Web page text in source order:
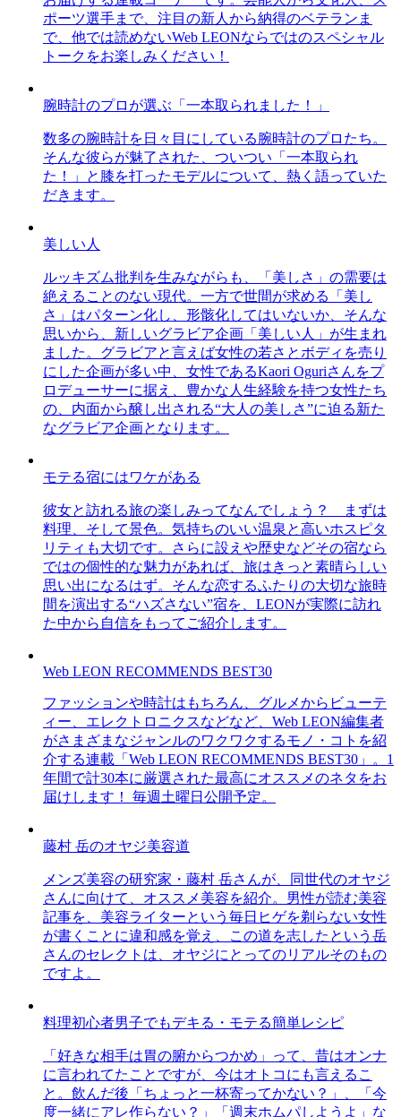
ポーツ選手まで、注目の新人から納得のベテランま
で、他では読めないWeb LEONならではのスペシャル
トークをお楽しみください！
腕時計のプロが選ぶ「一本取られました！」
数多の腕時計を日々目にしている腕時計のプロたち。
そんな彼らが魅了された、ついつい「一本取られ
た！」と膝を打ったモデルについて、熱く語っていた
だきます。
美しい人
ルッキズム批判を生みながらも、「美しさ」の需要は
絶えることのない現代。一方で世間が求める「美し
さ」はパターン化し、形骸化してはいないか、そんな
思いから、新しいグラビア企画「美しい人」が生まれ
ました。グラビアと言えば女性の若さとボディを売り
にした企画が多い中、女性であるKaori Oguriさんをプ
ロデューサーに据え、豊かな人生経験を持つ女性たち
の、内面から醸し出される“大人の美しさ”に迫る新た
なグラビア企画となります。
モテる宿にはワケがある
彼女と訪れる旅の楽しみってなんでしょう？ まずは
料理、そして景色。気持ちのいい温泉と高いホスピタ
リティも大切です。さらに設えや歴史などその宿なら
ではの個性的な魅力があれば、旅はきっと素晴らしい
思い出になるはず。そんな恋するふたりの大切な旅時
間を演出する“ハズさない”宿を、LEONが実際に訪れ
た中から自信をもってご紹介します。
Web LEON RECOMMENDS BEST30
ファッションや時計はもちろん、グルメからビューテ
ィー、エレクトロニクスなどなど、Web LEON編集者
がさまざまなジャンルのワクワクするモノ・コトを紹
介する連載「Web LEON RECOMMENDS BEST30」。1
年間で計30本に厳選された最高にオススメのネタをお
届けします！ 毎週土曜日公開予定。
藤村 岳のオヤジ美容道
メンズ美容の研究家・藤村 岳さんが、同世代のオヤジ
さんに向けて、オススメ美容を紹介。男性が読む美容
記事を、美容ライターという毎日ヒゲを剃らない女性
が書くことに違和感を覚え、この道を志したという岳
さんのセレクトは、オヤジにとってのリアルそのもの
ですよ。
料理初心者男子でもデキる・モテる簡単レシピ
「好きな相手は胃の腑からつかめ」って、昔はオンナ
に言われてたことですが、今はオトコにも言えるこ
と。飲んだ後「ちょっと一杯寄ってかない？」、「今
度一緒にアレ作らない？」「週末ホムパしようよ」な